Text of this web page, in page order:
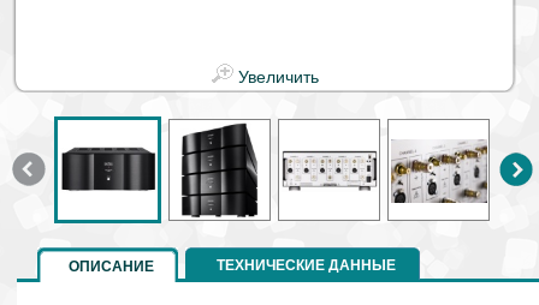
Увеличить
ОПИСАНИЕ ТЕХНИЧЕСКИЕ ДАННЫЕ